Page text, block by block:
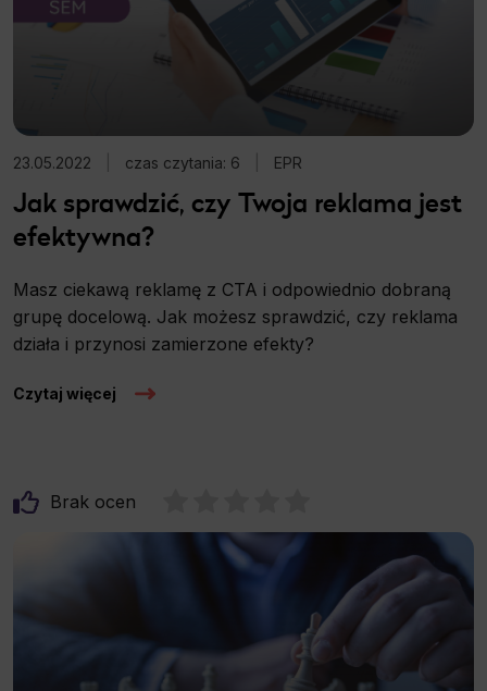
23.05.2022 czas czytania: 6 EPR
Jak sprawdzić, czy Twoja reklama jest
efektywna?
Masz ciekawą reklamę z CTA i odpowiednio dobraną
grupę docelową. Jak możesz sprawdzić, czy reklama
działa i przynosi zamierzone efekty?
Czytaj więcej
Brak ocen